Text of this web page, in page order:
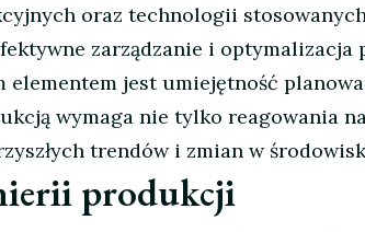
oraz technologii
zarządzanie i optymalizacja
elementem jest umiejętność
wymaga nie tylko reagowania
trendów i zmian w
produkcji